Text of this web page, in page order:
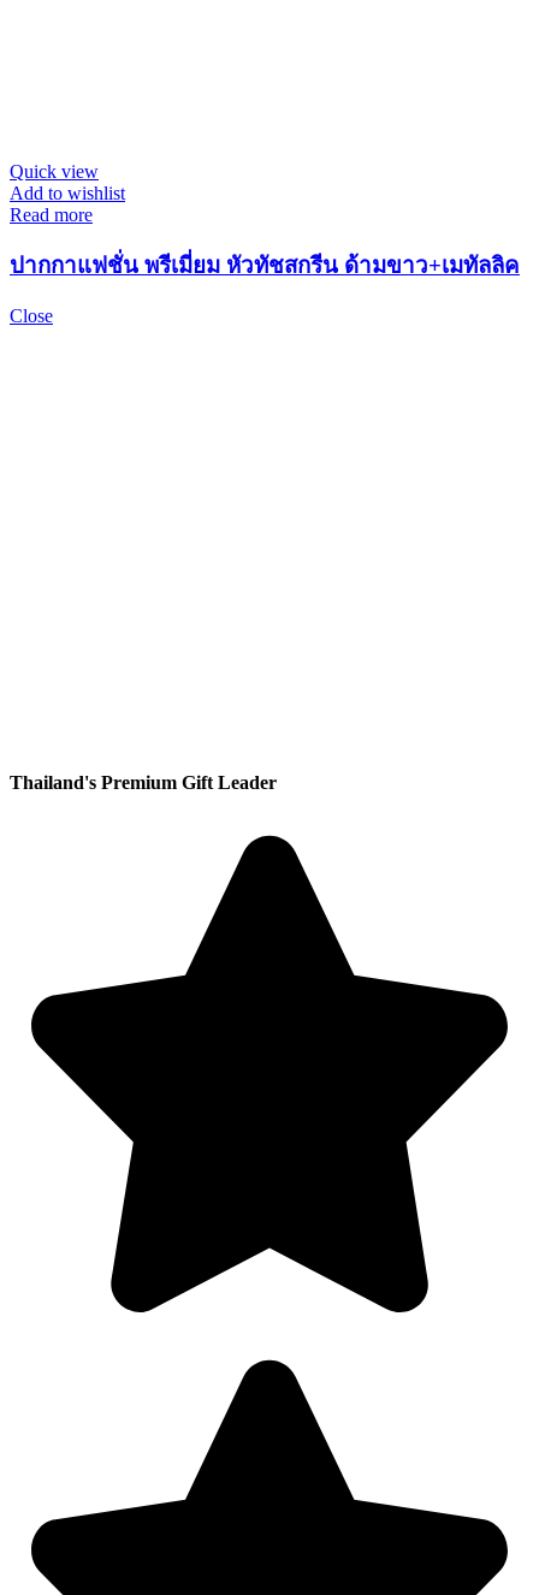
Quick view
Add to wishlist
Read more
ปากกาแฟชั่น พรีเมี่ยม หัวทัชสกรีน ด้ามขาว+เมทัลลิค
Close
Thailand's Premium Gift Leader